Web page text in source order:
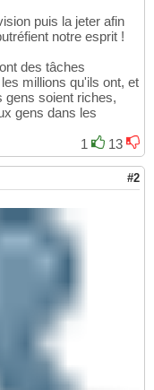
puis la jeter afin
notre esprit !
des tâches
millions qu'ils ont, et
gens soient riches,
gens dans les
1
13
#2